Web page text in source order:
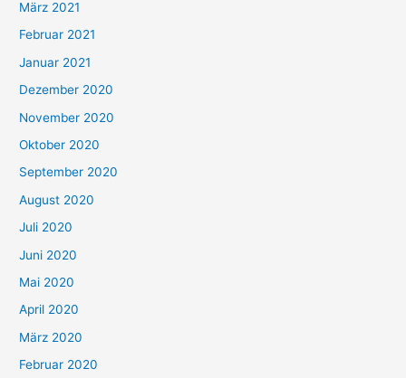
März 2021
Februar 2021
Januar 2021
Dezember 2020
November 2020
Oktober 2020
September 2020
August 2020
Juli 2020
Juni 2020
Mai 2020
April 2020
März 2020
Februar 2020